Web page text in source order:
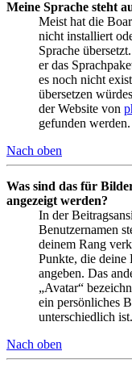
Meine Sprache steht
Meist hat die
nicht installiert
Sprache
er das
es noch nicht
übersetzen
der Website von
gefunden werden.
Nach oben
Was sind das für
angezeigt werden?
In der
Benutzernamen
deinem Rang
Punkte, die deine
angeben. Das
„Avatar“
ein persönliches
unterschiedlich ist.
Nach oben